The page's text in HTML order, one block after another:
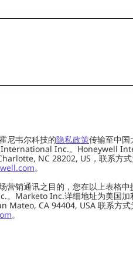
尼韦尔科技的隐私政策传输至中国
International Inc.。Honeywell
NC 28202, US，联系方式
。
营销通讯之目的，您在以上表格
。Marketo Inc.详细地址为美国
Mateo, CA 94404, USA 联系方式
。